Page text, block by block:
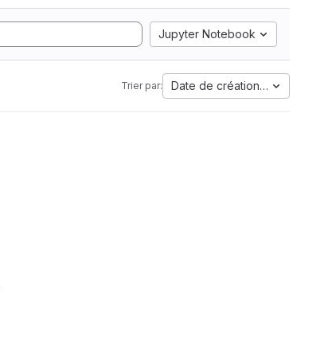
Jupyter Notebook
Trier par: Date de création la plus